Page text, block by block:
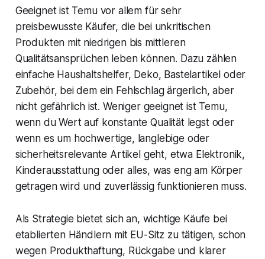
Geeignet ist Temu vor allem für sehr
preisbewusste Käufer, die bei unkritischen
Produkten mit niedrigen bis mittleren
Qualitätsansprüchen leben können. Dazu zählen
einfache Haushaltshelfer, Deko, Bastelartikel oder
Zubehör, bei dem ein Fehlschlag ärgerlich, aber
nicht gefährlich ist. Weniger geeignet ist Temu,
wenn du Wert auf konstante Qualität legst oder
wenn es um hochwertige, langlebige oder
sicherheitsrelevante Artikel geht, etwa Elektronik,
Kinderausstattung oder alles, was eng am Körper
getragen wird und zuverlässig funktionieren muss.
Als Strategie bietet sich an, wichtige Käufe bei
etablierten Händlern mit EU-Sitz zu tätigen, schon
wegen Produkthaftung, Rückgabe und klarer